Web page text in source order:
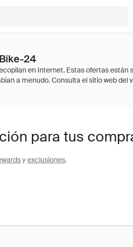
24
para tus
yexclusiones.